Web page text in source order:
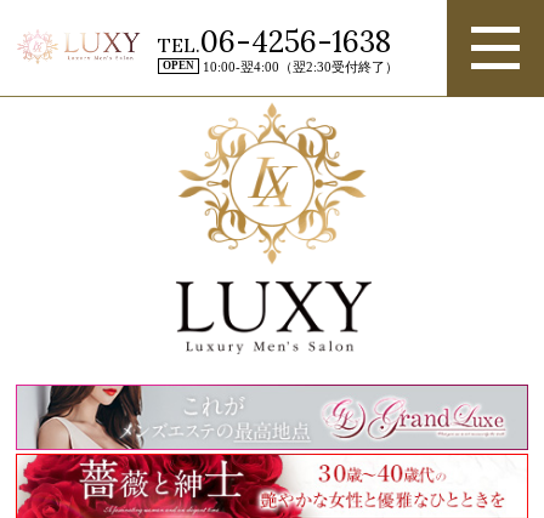
TEL.06-4256-1638
OPEN 10:00-翌4:00（翌2:30受付終了）